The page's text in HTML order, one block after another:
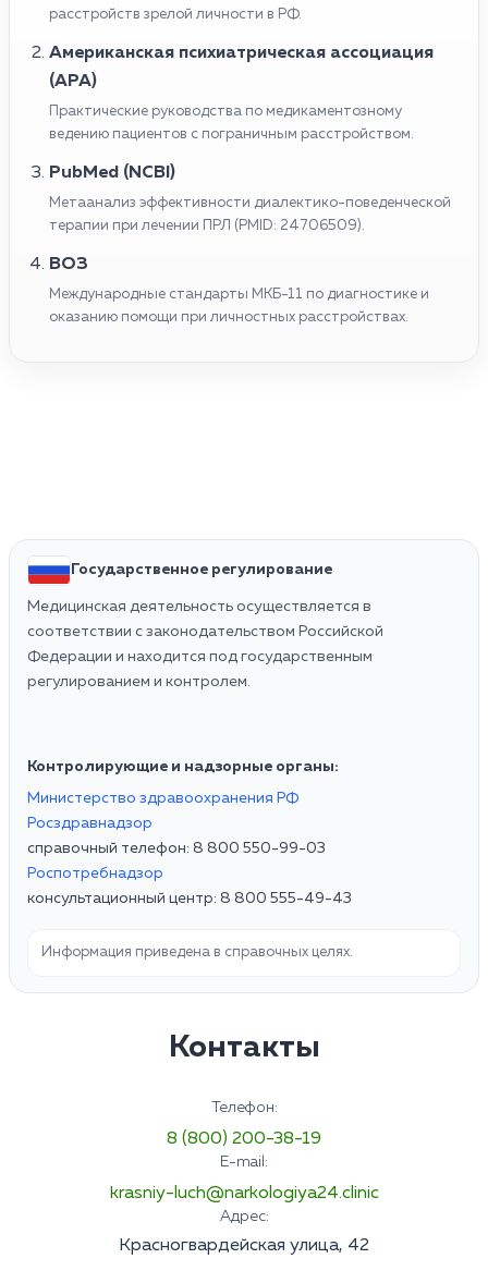
расстройств зрелой личности в РФ.
Американская психиатрическая ассоциация
(APA)
Практические руководства по медикаментозному
ведению пациентов с пограничным расстройством.
PubMed (NCBI)
Метаанализ эффективности диалектико-поведенческой
терапии при лечении ПРЛ (PMID: 24706509).
ВОЗ
Международные стандарты МКБ-11 по диагностике и
оказанию помощи при личностных расстройствах.
Государственное регулирование
Медицинская деятельность осуществляется в
соответствии с законодательством Российской
Федерации и находится под государственным
регулированием и контролем.
Контролирующие и надзорные органы:
Министерство здравоохранения РФ
Росздравнадзор
справочный телефон: 8 800 550-99-03
Роспотребнадзор
консультационный центр: 8 800 555-49-43
Информация приведена в справочных целях.
Контакты
Телефон:
8 (800) 200-38-19
E-mail:
krasniy-luch@narkologiya24.clinic
Адрес:
Красногвардейская улица, 42